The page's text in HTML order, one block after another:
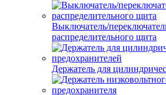
Выключатель/
распределительного щита
Держатель для